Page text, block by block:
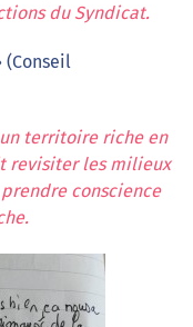
du Syndicat.
(Conseil
territoire riche en
revisiter les milieux
conscience